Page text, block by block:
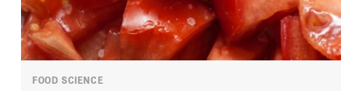
FOOD SCIENCE